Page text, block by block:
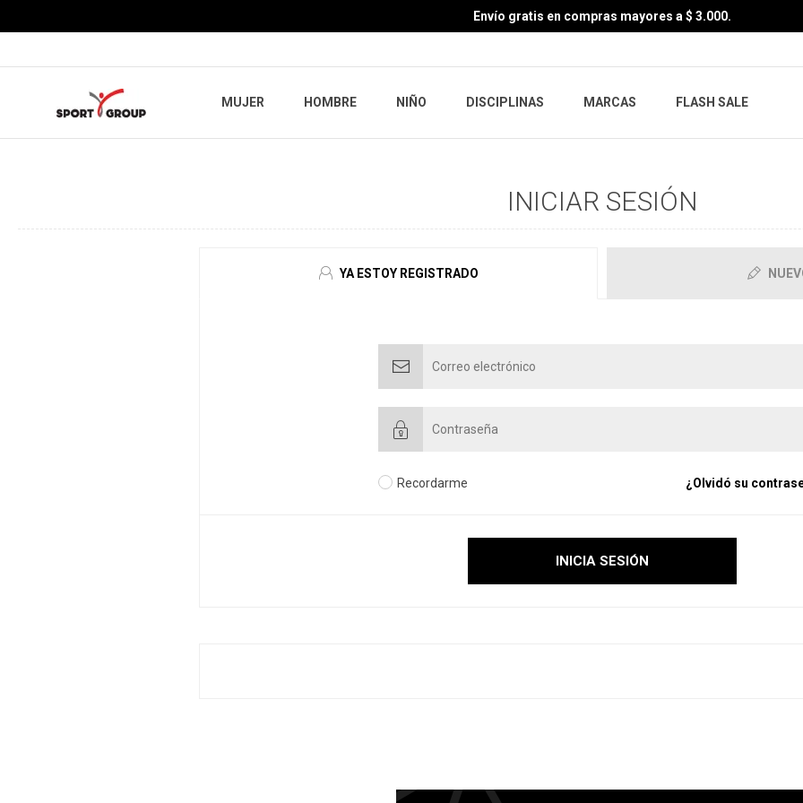
Envío gratis en compras mayores a $ 3.000.
MUJER HOMBRE NIÑO DISCIPLINAS MARCAS FLASH SALE
INICIAR SESIÓN
YA ESTOY REGISTRADO
Recordarme ¿Olvidó su